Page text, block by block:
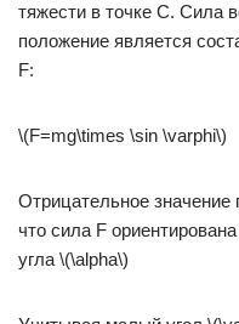
тяжести в точке С. Сила
положение является
F:
\(F=mg\times \sin \varphi\)
Отрицательное значение
что сила F
угла \(\alpha\)